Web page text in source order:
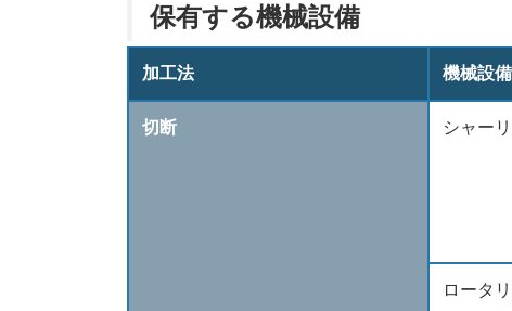
保有する機械設備
加工法 機械設
切断 シャー
ロータ